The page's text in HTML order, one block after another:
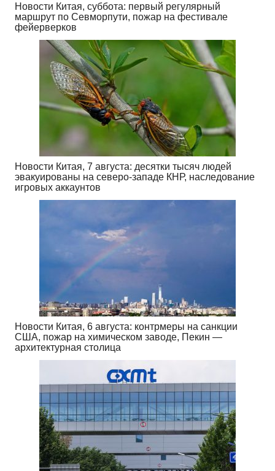
Новости Китая, суббота: первый регулярный
маршрут по Севморпути, пожар на фестивале
фейерверков
Новости Китая, 7 августа: десятки тысяч людей
эвакуированы на северо-западе КНР, наследование
игровых аккаунтов
Новости Китая, 6 августа: контрмеры на санкции
США, пожар на химическом заводе, Пекин —
архитектурная столица